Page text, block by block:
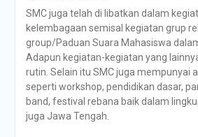
SMC juga telah di libatkan dalam
kelembagaan semisal kegiatan grup
group/Paduan Suara Mahasiswa
Adapun kegiatan-kegiatan yang
rutin. Selain itu SMC juga mempunyai
seperti workshop, pendidikan dasar,
band, festival rebana baik dalam
juga Jawa Tengah.